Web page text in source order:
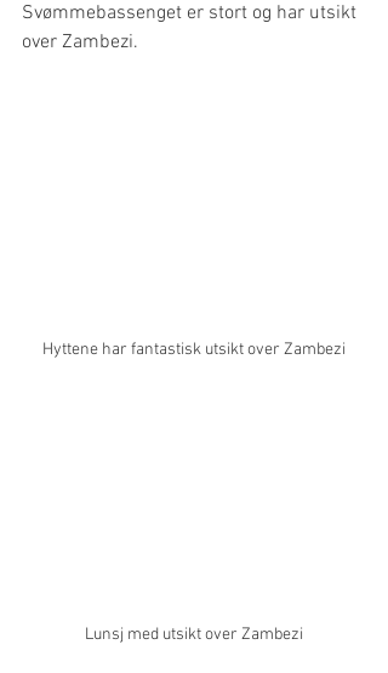
Svømmebassenget er stort og har utsikt
over Zambezi.
Hyttene har fantastisk utsikt over Zambezi
Lunsj med utsikt over Zambezi